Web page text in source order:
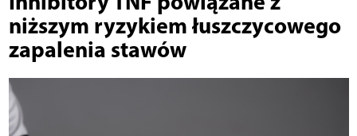
niższym ryzykiem łuszczycowego
zapalenia stawów